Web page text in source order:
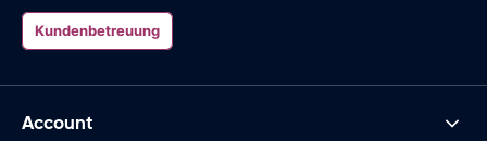
Kundenbetreuung
Account